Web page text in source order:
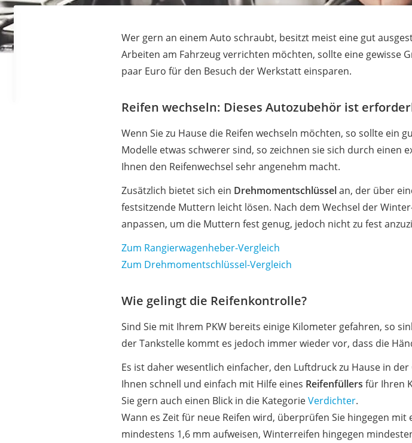
Wer gern an einem Auto schraubt, besitzt meist eine gut
Arbeiten am Fahrzeug verrichten möchten, sollte eine gewisse
paar Euro für den Besuch der Werkstatt einsparen.
Reifen wechseln: Dieses Autozubehör ist
Wenn Sie zu Hause die Reifen wechseln möchten, so sollte ein
Modelle etwas schwerer sind, so zeichnen sie sich durch einen
Ihnen den Reifenwechsel sehr angenehm macht.
Zusätzlich bietet sich ein Drehmomentschlüsselan, der über
festsitzende Muttern leicht lösen. Nach dem Wechsel der
anpassen, um die Muttern fest genug, jedoch nicht zu fest
Zum Rangierwagenheber-Vergleich
Zum Drehmomentschlüssel-Vergleich
Wie gelingt die Reifenkontrolle?
Sind Sie mit Ihrem PKW bereits einige Kilometer gefahren, so
der Tankstelle kommt es jedoch immer wieder vor, dass die
Es ist daher wesentlich einfacher, den Luftdruck zu Hause in
Ihnen schnell und einfach mit Hilfe eines Reifenfüllers für Ihren
Sie gern auch einen Blick in die KategorieVerdichter.
Wann es Zeit für neue Reifen wird, überprüfen Sie hingegen mit
mindestens 1,6 mm aufweisen, Winterreifen hingegen